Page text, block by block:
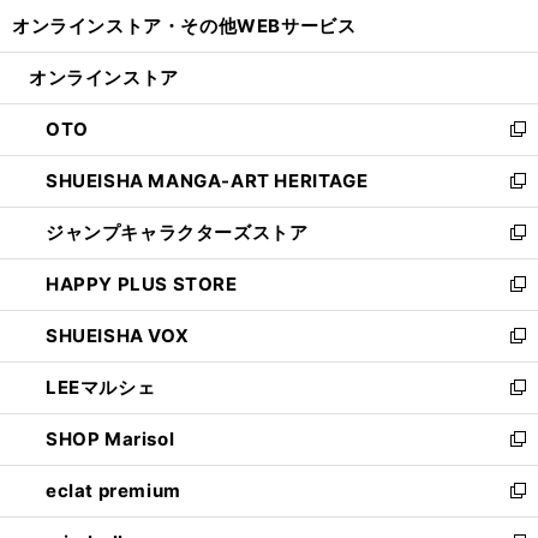
開
ン
ウ
で
開
く
ウ
ン
ド
ウ
で
開
く
オンラインストア・ その他WEBサービス
オンラインストア
OTO
新
し
い
ウ
ィ
ン
ド
ウ
で
開
く
SHUEISHA MANGA-ART HERITAGE
新
し
い
ウ
ィ
ン
ド
ウ
で
開
く
ジャンプキャラクターズストア
新
し
い
ウ
ィ
ン
ド
ウ
で
開
く
HAPPY PLUS STORE
新
し
い
ウ
ィ
ン
ド
ウ
で
開
SHUEISHA VOX
新
し
い
ウ
ィ
ン
ド
ウ
LEEマルシェ
新
し
い
ウ
ィ
ン
SHOP Marisol
新
し
い
ウ
eclat premium
新
し